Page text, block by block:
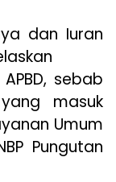
dan Iuran
sebab
masuk
Umum
Pungutan